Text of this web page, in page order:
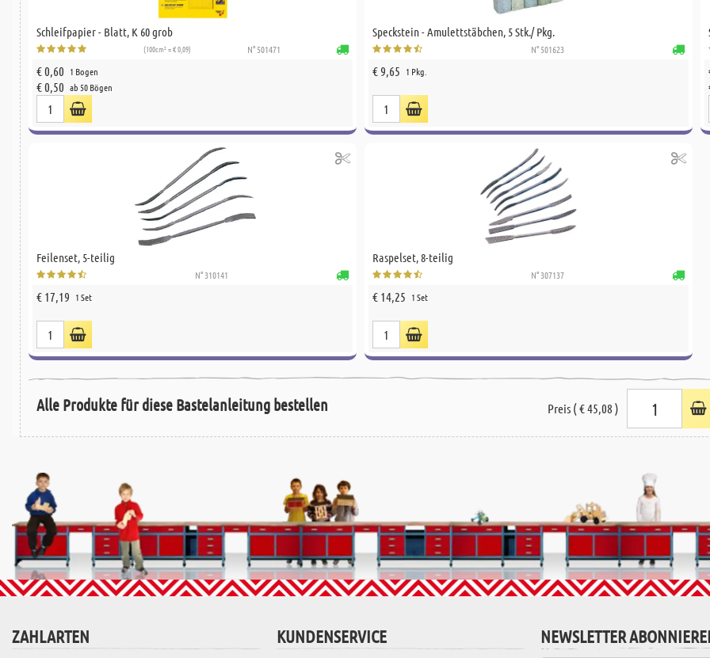
Schleifpapier - Blatt, K 60 grob
(100cm² = € 0,09) N° 501471
€ 0,60 1 Bogen
€ 0,50 ab 50 Bögen
Speckstein - Amulettstäbchen, 5 Stk./ Pkg.
N° 501623
€ 9,65 1 Pkg.
Feilenset, 5-teilig
N° 310141
€ 17,19 1 Set
Raspelset, 8-teilig
N° 307137
€ 14,25 1 Set
Alle Produkte für diese Bastelanleitung bestellen Preis ( € 45,08 )
ZAHLARTEN KUNDENSERVICE NEWSLETTER